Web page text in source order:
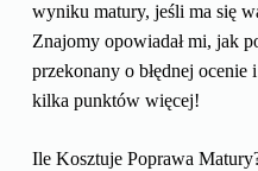
wyniku matury, jeśli ma się
Znajomy opowiadał mi, jak
przekonany o błędnej ocenie
kilka punktów więcej!
Ile Kosztuje Poprawa